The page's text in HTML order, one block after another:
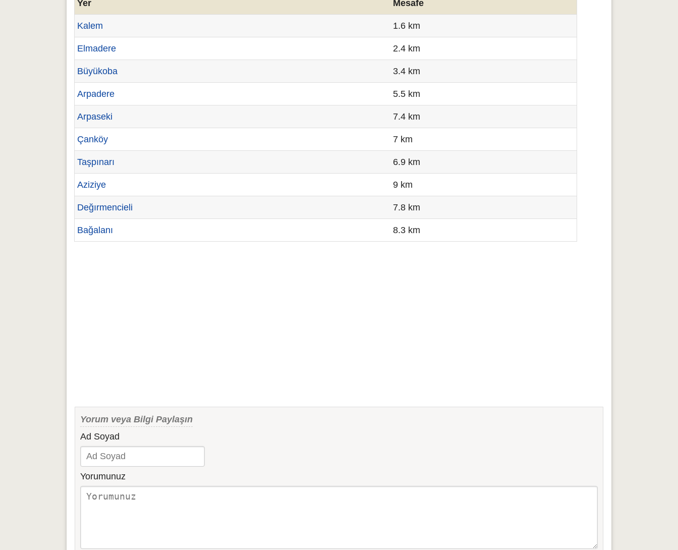
Yer Mesafe
Kalem 1.6 km
Elmadere 2.4 km
Büyükoba 3.4 km
Arpadere 5.5 km
Arpaseki 7.4 km
Çanköy 7 km
Taşpınarı 6.9 km
Aziziye 9 km
Değırmencieli 7.8 km
Bağalanı 8.3 km
Yorum veya Bilgi Paylaşın
Ad Soyad
Yorumunuz